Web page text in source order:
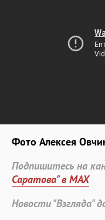
Фото Алексея
Подпишитесь на
Саратова" в MAX
Новости "Взгляда"